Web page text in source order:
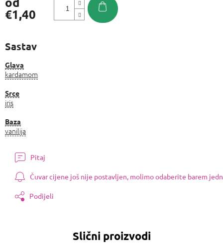
€1,40
Sastav
Glava
kardamom
Srce
iris
Baza
vanilija
Pitaj
Čuvar cijene još nije postavljen, molimo odaberite barem
Podijeli
Slični proizvodi